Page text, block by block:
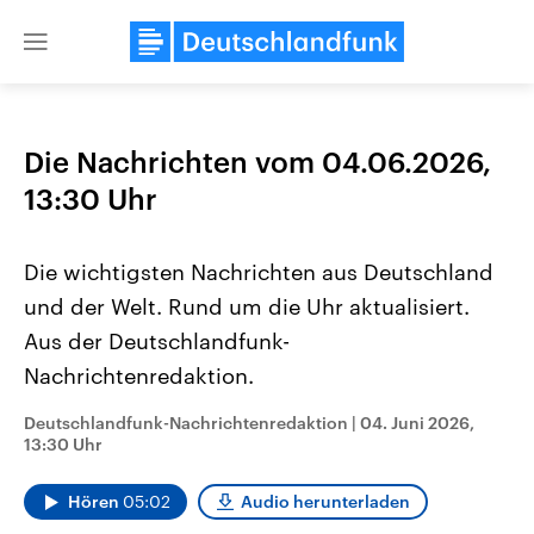
Close
Landtagswahl Sachsen-Anhalt
2026
Alle Informationen
September 2026 einen neuen
Landtag. Seit 2021 wird das
USA
Aktuelle Beiträge,
gehören die Vereinigten
den mächtigsten Ländern
Die Nachrichten vom 04.06.2026,
13:30 Uhr
Die wichtigsten Nachrichten aus Deutschland
und der Welt. Rund um die Uhr aktualisiert.
Aus der Deutschlandfunk-
Nachrichtenredaktion.
Deutschlandfunk-Nachrichtenredaktion | 04. Juni 2026,
13:30 Uhr
Hören 05:02 Audio herunterladen